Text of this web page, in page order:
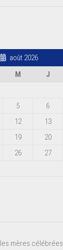
août 2026
M J
5 6
12 13
19 20
26 27
les mères célébrées